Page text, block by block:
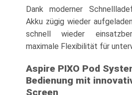
Dank moderner
Akku zügig wieder
schnell wieder
maximale Flexibilität für
Aspire PIXO Pod
Bedienung mit
Screen